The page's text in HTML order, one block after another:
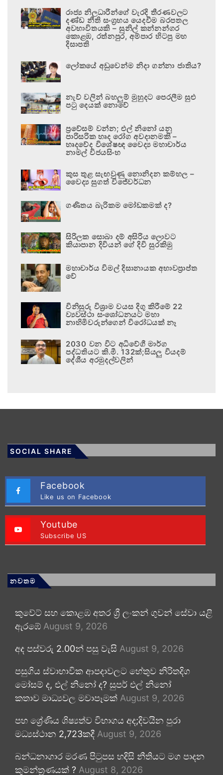
රාජ්‍ය නිලධාරීන්ගේ වැරදි තීරණවලට
දණ්ඩ නීති සංග්‍රහය යෙදවීම බරපතල
අවභාවිතයකි – සුනිල් කන්නන්ගර
කොළඹ, රත්නපුර, අම්පාර හිටපු මහ
දිසාපති
ලෝකයේ අඩුවෙන්ම නිදා ගන්නා ජාතිය?
නැව් වලින් බහලුම් මුහුදට පෙරලීම සුළු
පටු දෙයක් නොවේ
ප්‍රවේසම් වන්න; එල් නිනෝ යනු
පාරිසරික හෘද රෝග අවදානමකි –
හෘදවේද විශේෂඥ වෛද්‍ය මහාචාර්ය
නාමල් විජයසිංහ
කුස තුළ සැඟවුණු නොනිදන කම්හල –
වෛද්‍ය සුගත් විජේවර්ධන
ගණිතය බැරිකම මෝඩකමක් ද?
සිරිලක සොබා දම් අසිරිය ලොවට
කියාපාන දිවියන් ගේ දිවි සුරකිමු
මහාචාර්ය විමල් දිසානායක අභාවප්‍රාප්ත
වේ
විනිසුරු විශ්‍රාම වයස දිගු කිරීමේ 22
ව්‍යවස්ථා සංශෝධනයට මහා
නාහිමිවරුන්ගෙන් විරෝධයක් නෑ
2030 වන විට අධිවේගී මාර්ග
පද්ධතියට කි.මී. 132ක්;සියලු වියදම්
දේශීය අරමුදල්වලින්
SOCIAL SHARE
Facebook
Like us on Facebook
Youtube
Subscribe US
නවතම
කුවේට් සහ කොළඹ අතර ශ්‍රී ලංකන් ගුවන් සේවා යළි
ඇරඹේ August 9, 2026
අද පස්වරු 2.00න් පසු වැසි August 9, 2026
පසුගිය ස්වාභාවික ආපදාවලට හේතුව නිරිතදිග
මෝසම් ද, එල් නිනෝ ද? සුපර් එල් නිනෝ
කතාව මාධ්‍යවල මවාපෑමක් August 9, 2026
පහ ශ්‍රේණිය ශිෂ්‍යත්ව විභාගය අද;දිවයින පුරා
මධ්‍යස්ථාන 2,723කදී August 9, 2026
බන්ධනාගාර මරණ පිටුපස හදිසි නීතියට මග පාදන
කුමන්ත්‍රණයක් ? August 8, 2026